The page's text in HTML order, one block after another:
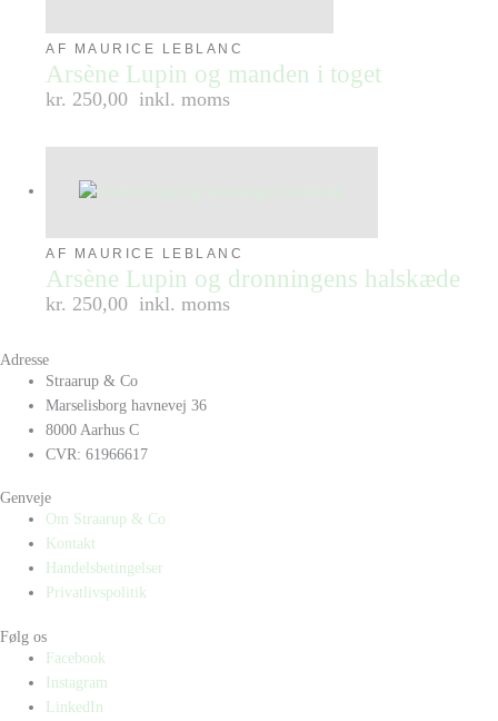
AF MAURICE LEBLANC
Arsène Lupin og manden i toget
kr. 250,00 inkl. moms
AF MAURICE LEBLANC
Arsène Lupin og dronningens halskæde
kr. 250,00 inkl. moms
Adresse
Straarup & Co
Marselisborg havnevej 36
8000 Aarhus C
CVR: 61966617
Genveje
Om Straarup & Co
Kontakt
Handelsbetingelser
Privatlivspolitik
Følg os
Facebook
Instagram
LinkedIn